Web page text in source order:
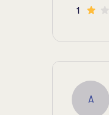
1
A